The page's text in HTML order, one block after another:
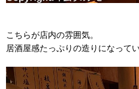
こちらが店内の雰囲気。
居酒屋感たっぷりの造りになってい